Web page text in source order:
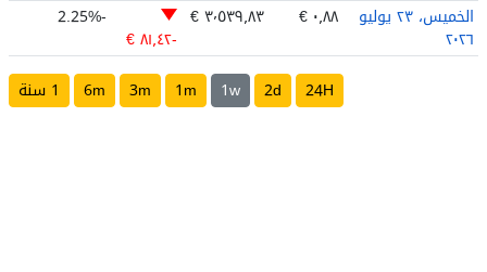
الخميس، ٢٣ يوليو
٢٠٢٦
٠٫٨٨ € ٣٬٥٣٩٫٨٣ €
؜-٨١٫٤٢ €
-2.25%
24H
2d
1w
1m
3m
6m 1 سنة